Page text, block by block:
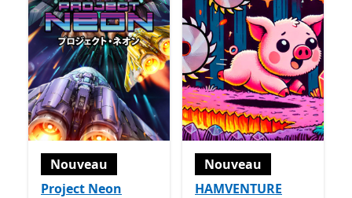
Nouveau
Project Neon
Nouveau
HAMVENTURE